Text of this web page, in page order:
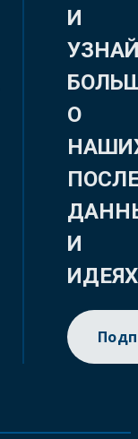
И
О
И
ИДЕЯХ